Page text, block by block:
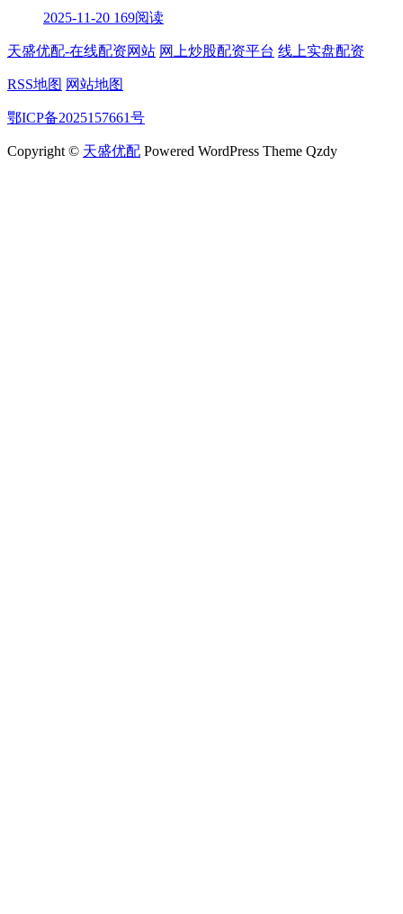
2025-11-20 169阅读
天盛优配-在线配资网站 网上炒股配资平台 线上实盘配资
RSS地图 网站地图
鄂ICP备2025157661号
Copyright © 天盛优配 Powered WordPress Theme Qzdy